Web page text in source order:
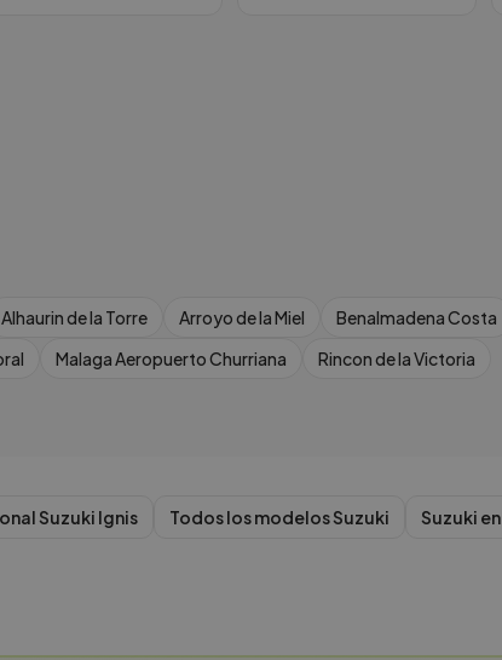
Alhaurin de la Torre Arroyo de la Miel Benalmadena Costa
Malaga Aeropuerto Churriana Rincon de la Victoria
Suzuki Ignis Todos los modelosSuzuki Suzuki en